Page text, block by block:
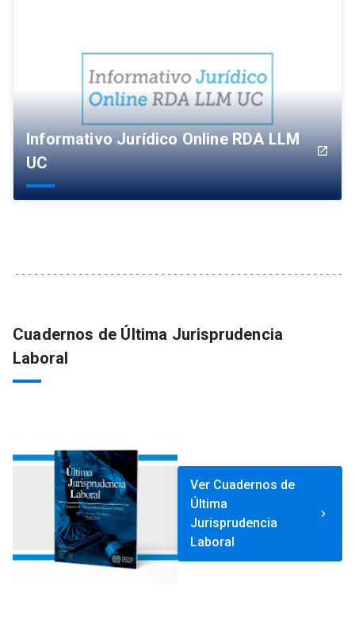
Informativo Jurídico Online RDA LLM
UC
launch
Cuadernos de Última Jurisprudencia
Laboral
Ver Cuadernos de
Última
Jurisprudencia
Laboral
keyboard_arrow_right